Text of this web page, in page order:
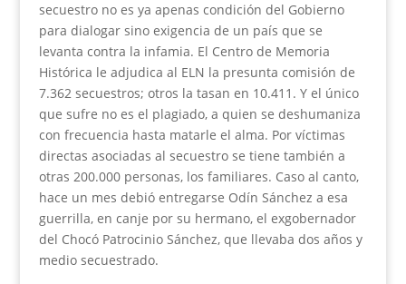
secuestro no es ya apenas condición del Gobierno
para dialogar sino exigencia de un país que se
levanta contra la infamia. El Centro de Memoria
Histórica le adjudica al ELN la presunta comisión de
7.362 secuestros; otros la tasan en 10.411. Y el único
que sufre no es el plagiado, a quien se deshumaniza
con frecuencia hasta matarle el alma. Por víctimas
directas asociadas al secuestro se tiene también a
otras 200.000 personas, los familiares. Caso al canto,
hace un mes debió entregarse Odín Sánchez a esa
guerrilla, en canje por su hermano, el exgobernador
del Chocó Patrocinio Sánchez, que llevaba dos años y
medio secuestrado.